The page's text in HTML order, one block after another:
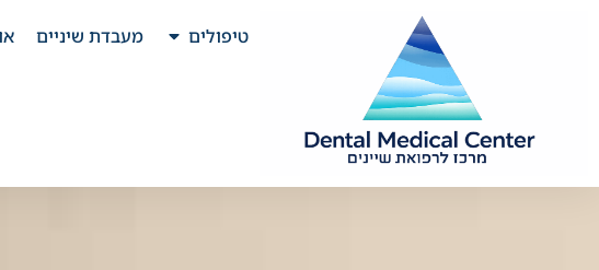
טיפולים מעבדת שיניים